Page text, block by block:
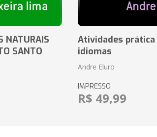
NATURAIS
SANTO
Atividades
idiomas
Andre Eluro
IMPRESSO
R$ 49,99